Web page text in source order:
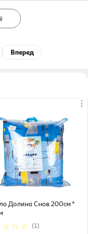
Вперед
⋮
Долина Снов 200см *
(1)